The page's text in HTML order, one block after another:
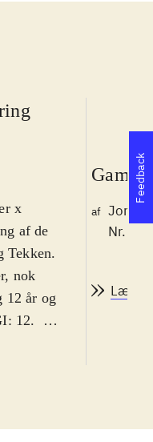
x
af de
Tekken.
nok
12 år og
12.
Game
af Jonas
Nr.
Læs
Feedback